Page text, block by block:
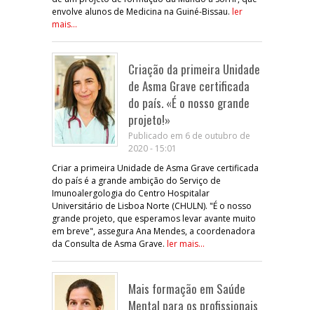
envolve alunos de Medicina na Guiné-Bissau. ler
mais...
Criação da primeira Unidade
de Asma Grave certificada
do país. «É o nosso grande
projeto!»
Publicado em 6 de outubro de
2020 - 15:01
Criar a primeira Unidade de Asma Grave certificada
do país é a grande ambição do Serviço de
Imunoalergologia do Centro Hospitalar
Universitário de Lisboa Norte (CHULN). "É o nosso
grande projeto, que esperamos levar avante muito
em breve", assegura Ana Mendes, a coordenadora
da Consulta de Asma Grave. ler mais...
Mais formação em Saúde
Mental para os profissionais